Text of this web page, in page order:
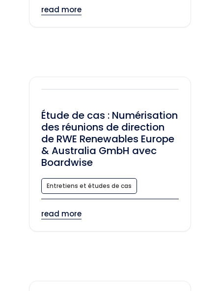
read more
Étude de cas : Numérisation
des réunions de direction
de RWE Renewables Europe
& Australia GmbH avec
Boardwise
Entretiens et études de cas
read more